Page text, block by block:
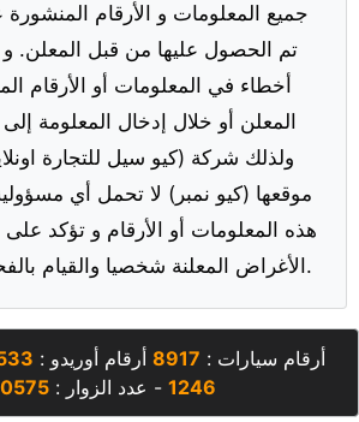
جميع المعلومات و الأرقام
تم الحصول عليها من قبل المعلن. و
أخطاء في المعلومات أو الأرقام
المعلن أو خلال إدخال المعلومة
ولذلك شركة (كيو سيل للتجارة
موقعها (كيو نمبر) لا تحمل أي
هذه المعلومات أو الأرقام و تؤكد
الأغراض المعلنة شخصيا والقيام بالفحص قبل الشراء.
أرقام سيارات : 8917 أرقام أوريدو :
1246 - عدد الزوار :